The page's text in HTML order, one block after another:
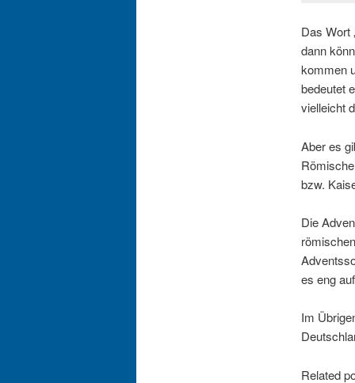
Das Wort
dann
kommen
bedeutet
vielleicht
Aber es
bzw.
Die
es eng
Im
Related